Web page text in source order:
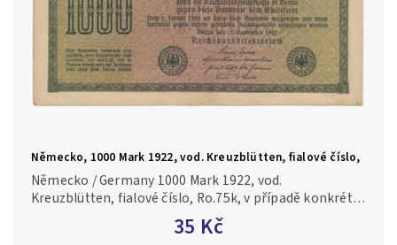
Německo, 1000 Mark 1922, vod. Kreuzblütten, fialové číslo,
Ro.75k
35 Kč
Německo / Germany 1000 Mark 1922, vod.
Kreuzblütten, fialové číslo, Ro.75k, v případě konkrétní
firmy nebo číslovače je foto pouze ilustrační 1/XF